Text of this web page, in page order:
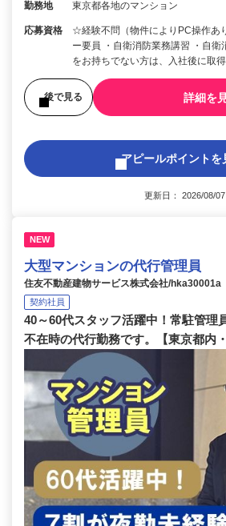
勤務地 東京都各地のマンション
応募資格
☆経験不問（物件によりPC操作あ
ー要員 ・自衛消防業務講習 ・自
をお持ちでない方は、入社後に取得
後で見る 詳細を
アピールポイントを
更新日： 2026/08/
NEW
大型マンションの代行管理員
住友不動産建物サービス株式会社/hka30001a
契約社員
40～60代スタッフ活躍中！常駐管理
不在時の代行勤務です。【東京都内